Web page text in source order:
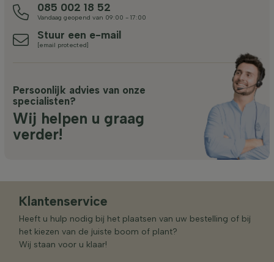
085 002 18 52
Vandaag geopend van 09:00 - 17:00
Stuur een e-mail
[email protected]
Persoonlijk advies van onze
specialisten?
Wij helpen u graag
verder!
Klantenservice
Heeft u hulp nodig bij het plaatsen van uw bestelling of bij
het kiezen van de juiste boom of plant?
Wij staan voor u klaar!